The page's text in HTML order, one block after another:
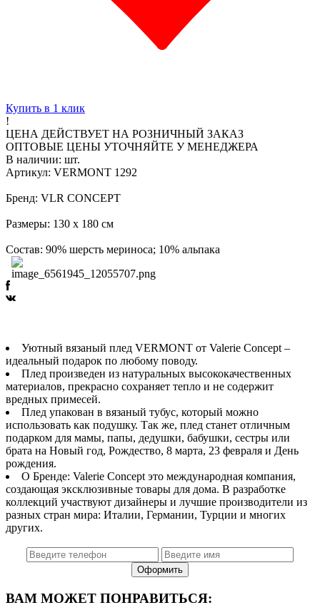
Купить в 1 клик
!
ЦЕНА ДЕЙСТВУЕТ НА РОЗНИЧНЫЙ ЗАКАЗ
ОПТОВЫЕ ЦЕНЫ УТОЧНЯЙТЕ У МЕНЕДЖЕРА
В наличии: шт.
Артикул: VERMONT 1292
Бренд: VLR CONCEPT
Размеры: 130 х 180 см
Состав: 90% шерсть мериноса; 10% альпака
Уютный вязаный плед VERMONT от Valerie Concept –
идеальный подарок по любому поводу.
Плед произведен из натуральных высококачественных
материалов, прекрасно сохраняет тепло и не содержит
вредных примесей.
Плед упакован в вязаный тубус, который можно
использовать как подушку. Так же, плед станет отличным
подарком для мамы, папы, дедушки, бабушки, сестры или
брата на Новый год, Рождество, 8 марта, 23 февраля и День
рождения.
О Бренде: Valerie Concept это международная компания,
создающая эксклюзивные товары для дома. В разработке
коллекций участвуют дизайнеры и лучшие производители из
разных стран мира: Италии, Германии, Турции и многих
других.
ВАМ МОЖЕТ ПОНРАВИТЬСЯ: